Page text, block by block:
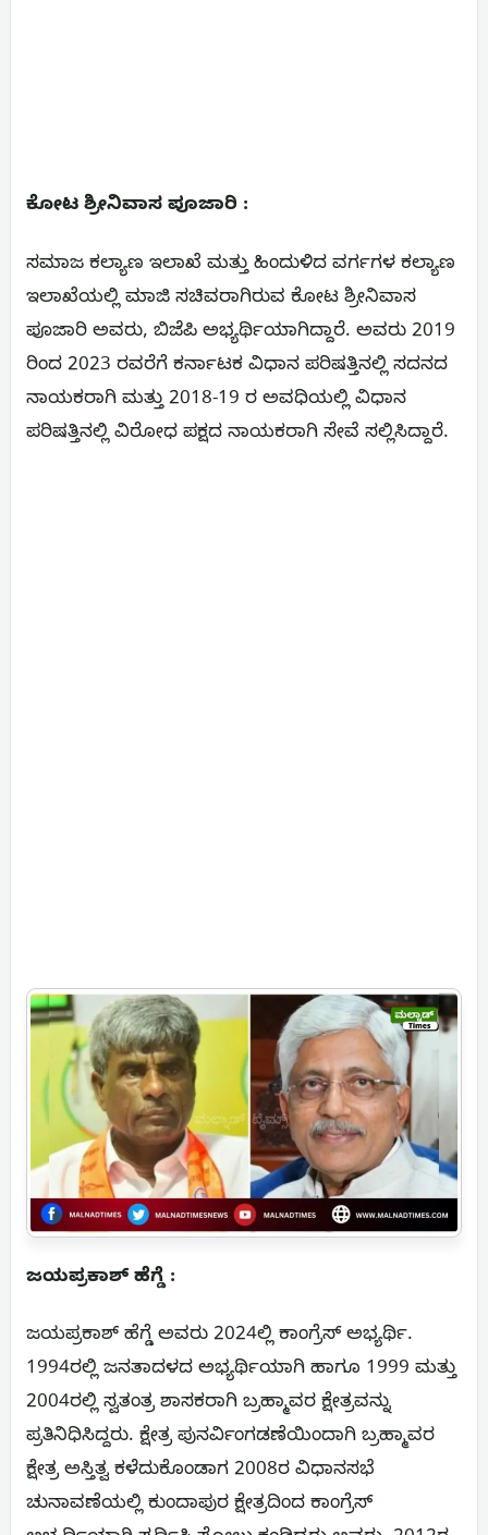
ಕೋಟ ಶ್ರೀನಿವಾಸ ಪೂಜಾರಿ :
ಸಮಾಜ ಕಲ್ಯಾಣ ಇಲಾಖೆ ಮತ್ತು ಹಿಂದುಳಿದ ವರ್ಗಗಳ ಕಲ್ಯಾಣ
ಇಲಾಖೆಯಲ್ಲಿ ಮಾಜಿ ಸಚಿವರಾಗಿರುವ ಕೋಟ ಶ್ರೀನಿವಾಸ
ಪೂಜಾರಿ ಅವರು, ಬಿಜೆಪಿ ಅಭ್ಯರ್ಥಿಯಾಗಿದ್ದಾರೆ. ಅವರು 2019
ರಿಂದ 2023 ರವರೆಗೆ ಕರ್ನಾಟಕ ವಿಧಾನ ಪರಿಷತ್ತಿನಲ್ಲಿ ಸದನದ
ನಾಯಕರಾಗಿ ಮತ್ತು 2018-19 ರ ಅವಧಿಯಲ್ಲಿ ವಿಧಾನ
ಪರಿಷತ್ತಿನಲ್ಲಿ ವಿರೋಧ ಪಕ್ಷದ ನಾಯಕರಾಗಿ ಸೇವೆ ಸಲ್ಲಿಸಿದ್ದಾರೆ.
ಜಯಪ್ರಕಾಶ್ ಹೆಗ್ಡೆ :
ಜಯಪ್ರಕಾಶ್ ಹೆಗ್ಡೆ ಅವರು 2024ಲ್ಲಿ ಕಾಂಗ್ರೆಸ್ ಅಭ್ಯರ್ಥಿ.
1994ರಲ್ಲಿ ಜನತಾದಳದ ಅಭ್ಯರ್ಥಿಯಾಗಿ ಹಾಗೂ 1999 ಮತ್ತು
2004ರಲ್ಲಿ ಸ್ವತಂತ್ರ ಶಾಸಕರಾಗಿ ಬ್ರಹ್ಮಾವರ ಕ್ಷೇತ್ರವನ್ನು
ಪ್ರತಿನಿಧಿಸಿದ್ದರು. ಕ್ಷೇತ್ರ ಪುನರ್ವಿಂಗಡಣೆಯಿಂದಾಗಿ ಬ್ರಹ್ಮಾವರ
ಕ್ಷೇತ್ರ ಅಸ್ತಿತ್ವ ಕಳೆದುಕೊಂಡಾಗ 2008ರ ವಿಧಾನಸಭೆ
ಚುನಾವಣೆಯಲ್ಲಿ ಕುಂದಾಪುರ ಕ್ಷೇತ್ರದಿಂದ ಕಾಂಗ್ರೆಸ್